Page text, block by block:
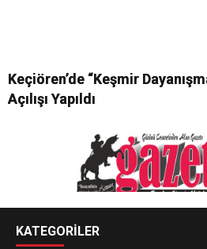
Keçiören’de “Keşmir
Açılışı Yapıldı
KATEGORİLER